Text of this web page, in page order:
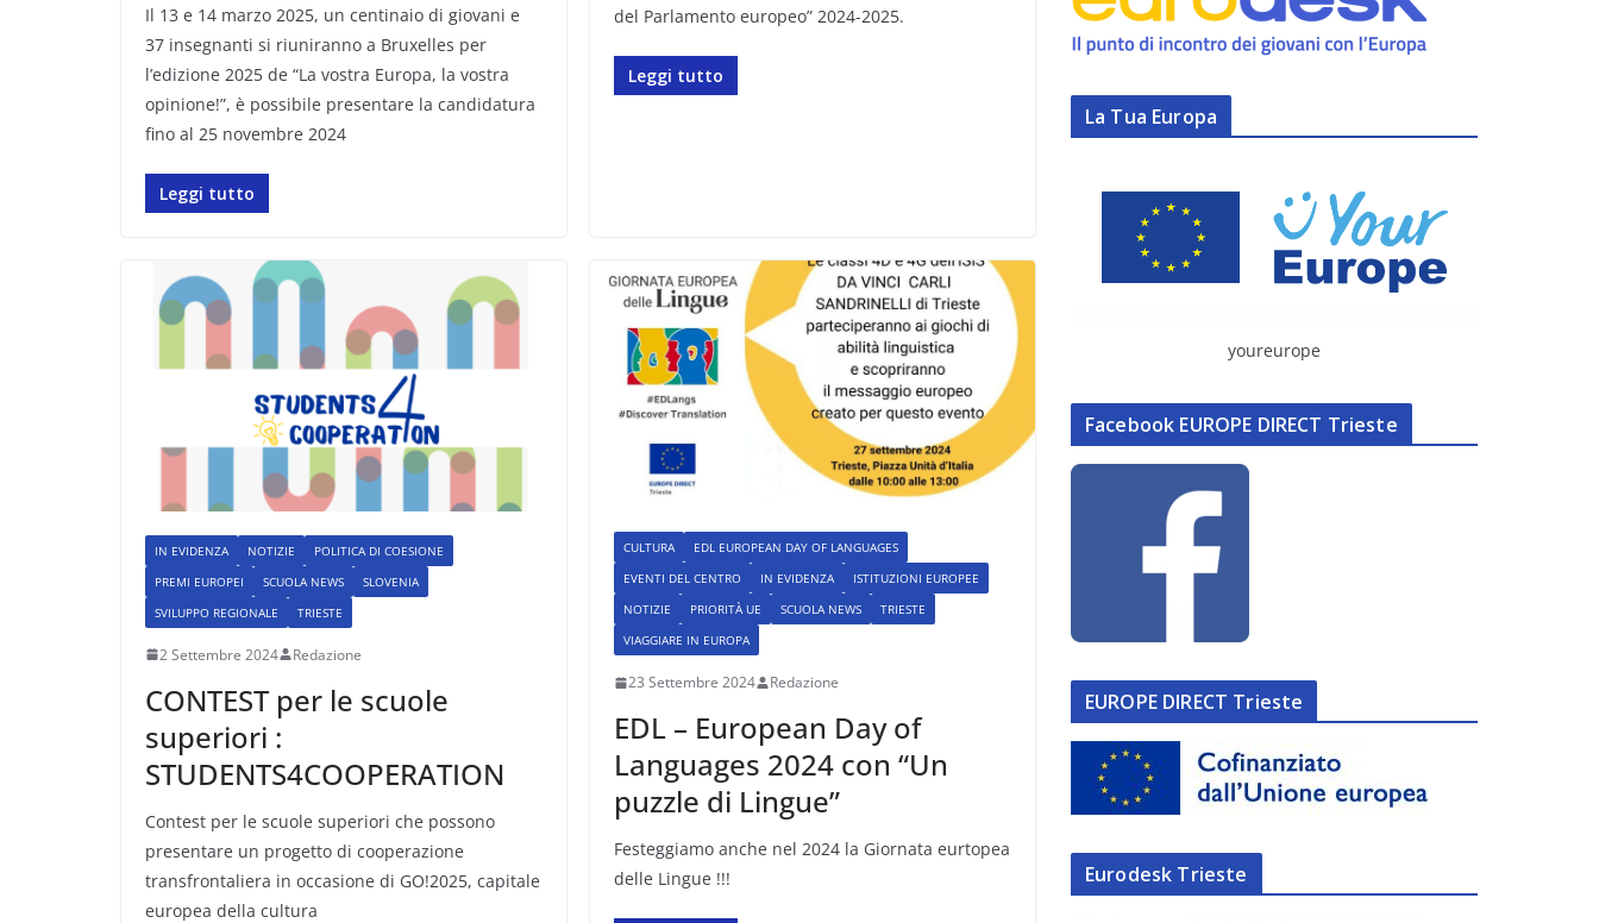
Il 13 e 14 marzo 2025, un centinaio di giovani e
37 insegnanti si riuniranno a Bruxelles per
l’edizione 2025 de “La vostra Europa, la vostra
opinione!”, è possibile presentare la candidatura
fino al 25 novembre 2024
Leggi tutto
del Parlamento europeo” 2024-2025.
Leggi tutto
IN EVIDENZA NOTIZIE
POLITICA DI COESIONE
PREMI EUROPEI
SCUOLA NEWS
SLOVENIA
SVILUPPO REGIONALE
TRIESTE
2 Settembre 2024 Redazione
CONTEST per le scuole
superiori :
STUDENTS4COOPERATION
Contest per le scuole superiori che possono
presentare un progetto di cooperazione
transfrontaliera in occasione di GO!2025, capitale
europea della cultura
CULTURA
EDL EUROPEAN DAY OF LANGUAGES
EVENTI DEL CENTRO
IN EVIDENZA
ISTITUZIONI EUROPEE
NOTIZIE
PRIORITÀ UE SCUOLA NEWS
TRIESTE
VIAGGIARE IN EUROPA
23 Settembre 2024 Redazione
EDL – European Day of
Languages 2024 con “Un
puzzle di Lingue”
Festeggiamo anche nel 2024 la Giornata eurtopea
delle Lingue !!!
La Tua Europa
youreurope
Facebook EUROPE DIRECT Trieste
EUROPE DIRECT Trieste
Eurodesk Trieste